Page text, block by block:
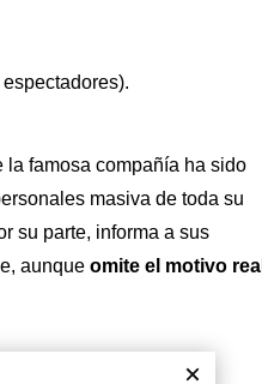
la famosa compañía ha sido
masiva de toda su
su parte, informa a sus
aunqueomite el motivo real